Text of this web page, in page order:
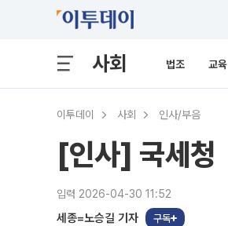
사회 법조 교육
이투데이 사회 인사/부음
[인사] 국세청
입력 2026-04-30 11:52
세종=노승길 기자 구독